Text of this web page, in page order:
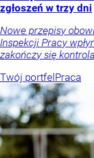
zgłoszeń w trzy dni
Nowe przepisy
Inspekcji Pracy
zakończy się
Twój portfelPraca